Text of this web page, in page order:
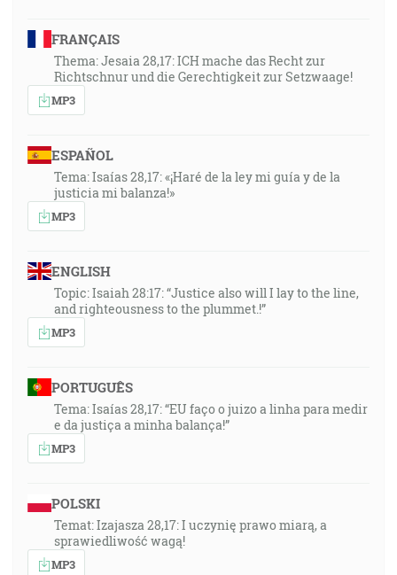
FRANÇAIS
Thema: Jesaia 28,17: ICH mache das Recht zur
Richtschnur und die Gerechtigkeit zur Setzwaage!
MP3
ESPAÑOL
Tema: Isaías 28,17: «¡Haré de la ley mi guía y de la
justicia mi balanza!»
MP3
ENGLISH
Topic: Isaiah 28:17: “Justice also will I lay to the line,
and righteousness to the plummet.!”
MP3
PORTUGUÊS
Tema: Isaías 28,17: “EU faço o juizo a linha para medir
e da justiça a minha balança!”
MP3
POLSKI
Temat: Izajasza 28,17: I uczynię prawo miarą, a
sprawiedliwość wagą!
MP3